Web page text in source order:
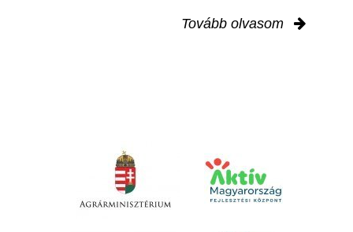
Tovább olvasom